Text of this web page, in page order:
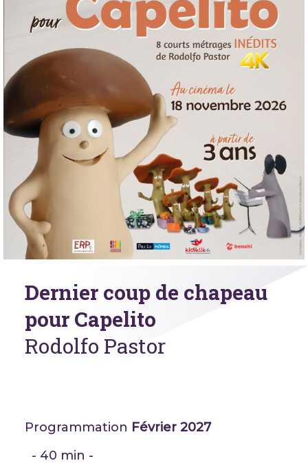
Dernier coup de chapeau
pour Capelito
Rodolfo Pastor
Programmation Février 2027
- 40 min -